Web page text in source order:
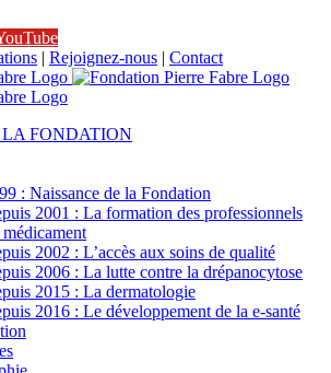
| Rejoignez-nous | Contact
FONDATION
: Naissance de la Fondation
2001 : La formation des professionnels
2002 : L’accès aux soins de qualité
2006 : La lutte contre la drépanocytose
2015 : La dermatologie
2016 : Le développement de la e-santé